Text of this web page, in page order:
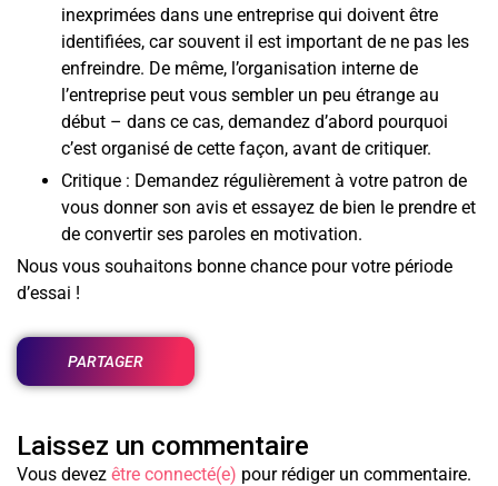
inexprimées dans une entreprise qui doivent être
identifiées, car souvent il est important de ne pas les
enfreindre. De même, l’organisation interne de
l’entreprise peut vous sembler un peu étrange au
début – dans ce cas, demandez d’abord pourquoi
c’est organisé de cette façon, avant de critiquer.
Critique : Demandez régulièrement à votre patron de
vous donner son avis et essayez de bien le prendre et
de convertir ses paroles en motivation.
Nous vous souhaitons bonne chance pour votre période
d’essai !
PARTAGER
Laissez un commentaire
Vous devez être connecté(e) pour rédiger un commentaire.